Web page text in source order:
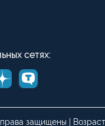
сетях:
защищены |